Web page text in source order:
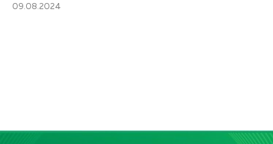
09.08.2024